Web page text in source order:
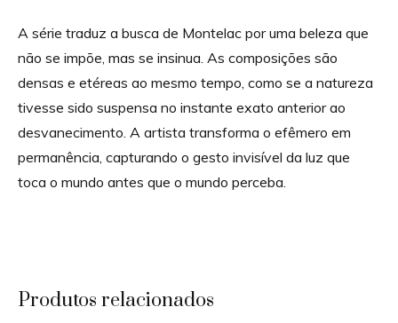
A série traduz a busca de Montelac por uma beleza que
não se impõe, mas se insinua. As composições são
densas e etéreas ao mesmo tempo, como se a natureza
tivesse sido suspensa no instante exato anterior ao
desvanecimento. A artista transforma o efêmero em
permanência, capturando o gesto invisível da luz que
toca o mundo antes que o mundo perceba.
Produtos relacionados